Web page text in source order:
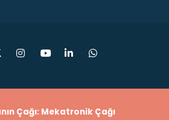
Çağı: Mekatronik Çağı